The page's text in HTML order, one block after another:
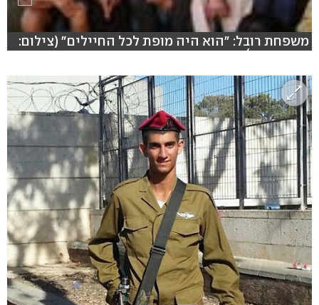
משפחת רובל: "הוא היה מופת לכל החיילים" (צילום:
מוטי קמחי)